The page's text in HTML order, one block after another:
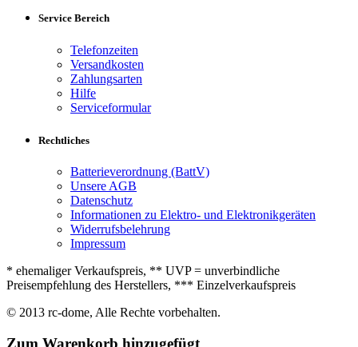
Service Bereich
Telefonzeiten
Versandkosten
Zahlungsarten
Hilfe
Serviceformular
Rechtliches
Batterieverordnung (BattV)
Unsere AGB
Datenschutz
Informationen zu Elektro- und Elektronikgeräten
Widerrufsbelehrung
Impressum
* ehemaliger Verkaufspreis, ** UVP = unverbindliche
Preisempfehlung des Herstellers, *** Einzelverkaufspreis
© 2013 rc-dome, Alle Rechte vorbehalten.
Zum Warenkorb hinzugefügt